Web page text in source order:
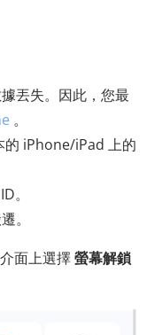
丟失。因此，您最
。
的 iPhone/iPad 上的
。
。
面上選擇螢幕解鎖